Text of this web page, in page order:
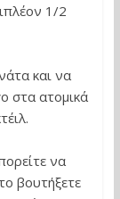
1/2
και να
στα ατομικά
να
βουτήξετε